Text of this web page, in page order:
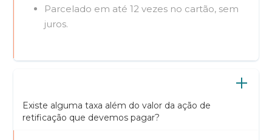
Parcelado em até 12 vezes no cartão, sem
juros.
Existe alguma taxa além do valor da ação de
retificação que devemos pagar?